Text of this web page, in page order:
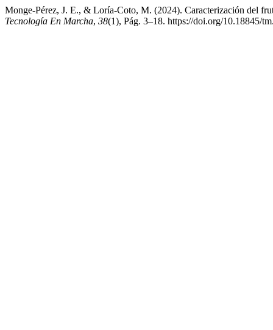
Monge-Pérez, J. E., & Loría-Coto, M. (2024). Caracterización del
Tecnología En Marcha, 38(1), Pág. 3–18. https://doi.org/10.18845/